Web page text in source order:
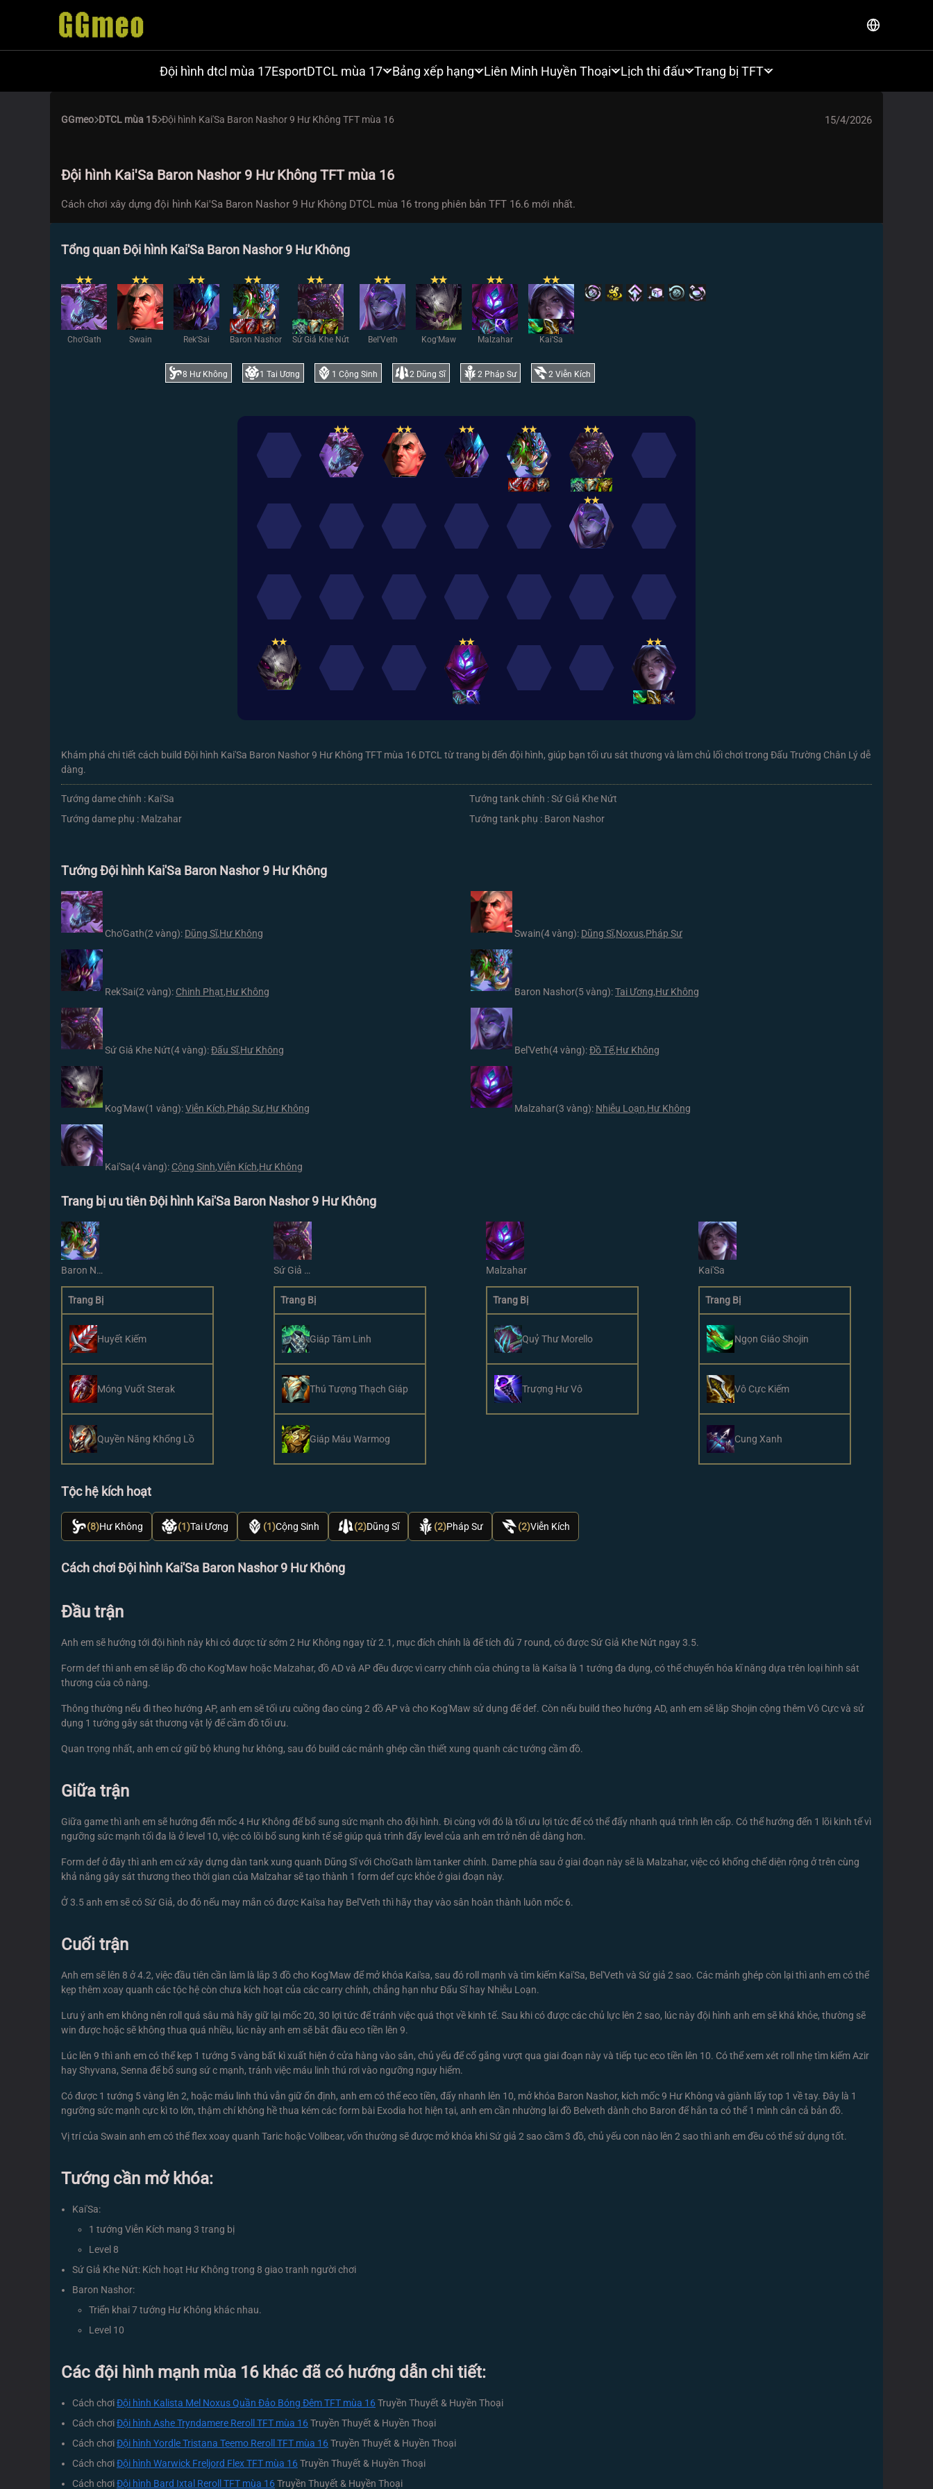
Đội hình dtcl mùa 17EsportDTCL mùa 17 Bảng xếp hạng Liên Minh Huyền Thoại Lịch thi đấu Trang bị TFT
GGmeo DTCL mùa 15 Đội hình Kai'Sa Baron Nashor 9 Hư Không TFT mùa 16
Đội hình Kai'Sa Baron Nashor 9 Hư Không TFT mùa 16
Cách chơi xây dựng đội hình Kai'Sa Baron Nashor 9 Hư Không DTCL mùa 16 trong phiên bản TFT 16.6 mới nhất.
15/4/2026
Tổng quan Đội hình Kai'Sa Baron Nashor 9 Hư Không
✭✭
Cho'Gath
✭✭
Swain
✭✭
Rek'Sai
✭✭
Baron Nashor
✭✭
Sứ Giả Khe Nứt
✭✭
Bel'Veth
✭✭
Kog'Maw
✭✭
Malzahar
✭✭
Kai'Sa
8 Hư Không 1 Tai Ương 1 Cộng Sinh 2 Dũng Sĩ 2 Pháp Sư 2 Viễn Kích
✭✭ ✭✭ ✭✭ ✭✭ ✭✭
✭✭
✭✭ ✭✭ ✭✭
Khám phá chi tiết cách build Đội hình Kai'Sa Baron Nashor 9 Hư Không TFT mùa 16 DTCL từ trang bị đến đội hình, giúp bạn tối ưu sát thương và làm chủ lối chơi trong Đấu Trường Chân Lý dễ
dàng.
Tướng dame chính : Kai'Sa
Tướng tank chính : Sứ Giả Khe Nứt
Tướng dame phụ : Malzahar
Tướng tank phụ : Baron Nashor
Tướng Đội hình Kai'Sa Baron Nashor 9 Hư Không
Cho'Gath(2 vàng): Dũng Sĩ,Hư Không Swain(4 vàng): Dũng Sĩ,Noxus,Pháp Sư
Rek'Sai(2 vàng): Chinh Phạt,Hư Không Baron Nashor(5 vàng):Tai Ương,Hư Không
Sứ Giả Khe Nứt(4 vàng):Đấu Sĩ,Hư Không Bel'Veth(4 vàng):Đồ Tể,Hư Không
Kog'Maw(1 vàng):Viễn Kích,Pháp Sư,Hư Không Malzahar(3 vàng): Nhiễu Loạn,Hư Không
Kai'Sa(4 vàng): Cộng Sinh,Viễn Kích,Hư Không
Trang bị ưu tiên Đội hình Kai'Sa Baron Nashor 9 Hư Không
Baron Nashor
Trang Bị
Huyết Kiếm
Móng Vuốt Sterak
Quyền Năng Khổng Lồ
Sứ Giả Khe Nứt
Trang Bị
Giáp Tâm Linh
Thú Tượng Thạch Giáp
Giáp Máu Warmog
Malzahar
Trang Bị
Quỷ Thư Morello
Trượng Hư Vô
Kai'Sa
Trang Bị
Ngọn Giáo Shojin
Vô Cực Kiếm
Cung Xanh
Tộc hệ kích hoạt
(8)Hư Không (1)Tai Ương (1)Cộng Sinh (2)Dũng Sĩ (2)Pháp Sư (2)Viễn Kích
Cách chơi Đội hình Kai'Sa Baron Nashor 9 Hư Không
Đầu trận
Anh em sẽ hướng tới đội hình này khi có được từ sớm 2 Hư Không ngay từ 2.1, mục đích chính là để tích đủ 7 round, có được Sứ Giả Khe Nứt ngay 3.5.
Form def thì anh em sẽ lắp đồ cho Kog'Maw hoặc Malzahar, đồ AD và AP đều được vì carry chính của chúng ta là Kai'sa là 1 tướng đa dụng, có thể chuyển hóa kĩ năng dựa trên loại hình sát
thương của cô nàng.
Thông thường nếu đi theo hướng AP, anh em sẽ tối ưu cuồng đao cùng 2 đồ AP và cho Kog'Maw sử dụng để def. Còn nếu build theo hướng AD, anh em sẽ lắp Shojin cộng thêm Vô Cực và sử
dụng 1 tướng gây sát thương vật lý để cầm đồ tối ưu.
Quan trọng nhất, anh em cứ giữ bộ khung hư không, sau đó build các mảnh ghép cần thiết xung quanh các tướng cầm đồ.
Giữa trận
Giữa game thì anh em sẽ hướng đến mốc 4 Hư Không để bổ sung sức mạnh cho đội hình. Đi cùng với đó là tối ưu lợi tức để có thể đẩy nhanh quá trình lên cấp. Có thể hướng đến 1 lõi kinh tế vì
ngưỡng sức mạnh tối đa là ở level 10, việc có lõi bổ sung kinh tế sẽ giúp quá trình đẩy level của anh em trở nên dễ dàng hơn.
Form def ở đây thì anh em cứ xây dựng dàn tank xung quanh Dũng Sĩ với Cho'Gath làm tanker chính. Dame phía sau ở giai đoạn này sẽ là Malzahar, việc có khống chế diện rộng ở trên cùng
khả năng gây sát thương theo thời gian của Malzahar sẽ tạo thành 1 form def cực khỏe ở giai đoạn này.
Ở 3.5 anh em sẽ có Sứ Giả, do đó nếu may mắn có được Kai'sa hay Bel'Veth thì hãy thay vào sân hoàn thành luôn mốc 6.
Cuối trận
Anh em sẽ lên 8 ở 4.2, việc đầu tiên cần làm là lắp 3 đồ cho Kog'Maw để mở khóa Kai'sa, sau đó roll mạnh và tìm kiếm Kai'Sa, Bel'Veth và Sứ giả 2 sao. Các mảnh ghép còn lại thì anh em có thể
kẹp thêm xoay quanh các tộc hệ còn chưa kích hoạt của các carry chính, chẳng hạn như Đấu Sĩ hay Nhiễu Loạn.
Lưu ý anh em không nên roll quá sâu mà hãy giữ lại mốc 20, 30 lợi tức để tránh việc quá thọt về kinh tế. Sau khi có được các chủ lực lên 2 sao, lúc này đội hình anh em sẽ khá khỏe, thường sẽ
win được hoặc sẽ không thua quá nhiều, lúc này anh em sẽ bắt đầu eco tiền lên 9.
Lúc lên 9 thì anh em có thể kẹp 1 tướng 5 vàng bất kì xuất hiện ở cửa hàng vào sân, chủ yếu để cố gắng vượt qua giai đoạn này và tiếp tục eco tiền lên 10. Có thể xem xét roll nhẹ tìm kiếm Azir
hay Shyvana, Senna để bổ sung sứ c mạnh, tránh việc máu linh thú rơi vào ngưỡng nguy hiểm.
Có được 1 tướng 5 vàng lên 2, hoặc máu linh thú vẫn giữ ổn định, anh em có thể eco tiền, đẩy nhanh lên 10, mở khóa Baron Nashor, kích mốc 9 Hư Không và giành lấy top 1 về tay. Đây là 1
ngưỡng sức mạnh cực kì to lớn, thậm chí không hề thua kém các form bài Exodia hot hiện tại, anh em cần nhường lại đồ Belveth dành cho Baron để hắn ta có thể 1 mình cân cả bản đồ.
Vị trí của Swain anh em có thể flex xoay quanh Taric hoặc Volibear, vốn thường sẽ được mở khóa khi Sứ giả 2 sao cầm 3 đồ, chủ yếu con nào lên 2 sao thì anh em đều có thể sử dụng tốt.
Tướng cần mở khóa:
Kai'Sa:
1 tướng Viễn Kích mang 3 trang bị
Level 8
Sứ Giả Khe Nứt: Kích hoạt Hư Không trong 8 giao tranh người chơi
Baron Nashor:
Triển khai 7 tướng Hư Không khác nhau.
Level 10
Các đội hình mạnh mùa 16 khác đã có hướng dẫn chi tiết:
Cách chơiĐội hình Kalista Mel Noxus Quần Đảo Bóng Đêm TFT mùa 16Truyền Thuyết & Huyền Thoại
Cách chơiĐội hình Ashe Tryndamere Reroll TFT mùa 16Truyền Thuyết & Huyền Thoại
Cách chơiĐội hình Yordle Tristana Teemo Reroll TFT mùa 16Truyền Thuyết & Huyền Thoại
Cách chơiĐội hình Warwick Freljord Flex TFT mùa 16Truyền Thuyết & Huyền Thoại
Cách chơiĐội hình Bard Ixtal Reroll TFT mùa 16Truyền Thuyết & Huyền Thoại